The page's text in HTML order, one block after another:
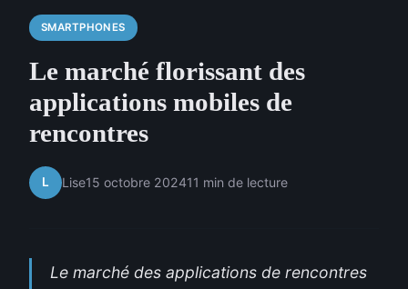
SMARTPHONES
Le marché florissant des
applications mobiles de
rencontres
L Lise15 octobre 202411 min de lecture
Le marché des applications de rencontres